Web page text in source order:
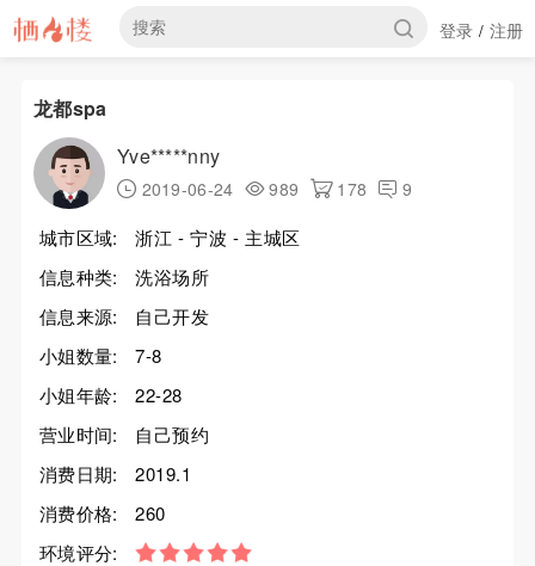
登录 / 注册
龙都spa
Yve*****nny
2019-06-24 989 178 9
城市区域:
浙江 - 宁波 - 主城区
信息种类:
洗浴场所
信息来源:
自己开发
小姐数量:
7-8
小姐年龄:
22-28
营业时间:
自己预约
消费日期:
2019.1
消费价格:
260
环境评分: